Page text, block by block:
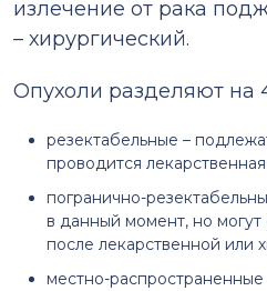
излечение от рака
– хирургический.
Опухоли разделяют на
резектабельные –
проводится
погранично-
в данный момент, но могут
после лекарственной или
местно-распространенные